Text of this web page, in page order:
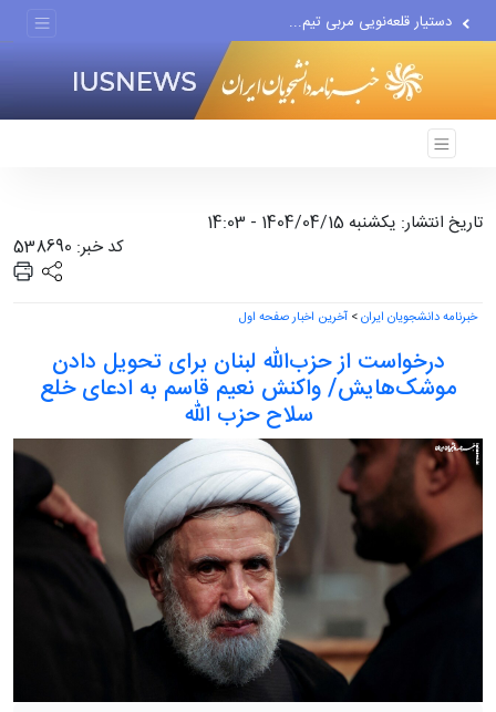
معامله با گرگِ آمریکایی،...
دستیار قلعه‌نویی مربی تیم...
اقتصاددان معروف آمریکایی:...
انتشار اخبار جعلی توسط...
تاریخ انتشار: یکشنبه 1404/04/15 - 14:03
کد خبر: 538690
خبرنامه دانشجویان ایران> آخرین اخبار صفحه اول
درخواست از حزب‌الله لبنان برای تحویل دادن
موشک‌هایش/ واکنش نعیم قاسم به ادعای خلع
سلاح حزب الله